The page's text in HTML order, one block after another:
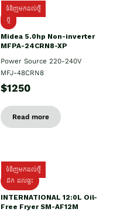
ទំនិញមកដល់ថ្មី
ថ្មី
Midea 5.0hp Non-inverter
MFPA-24CRN8-XP
Power Source 220-240V
MFJ-48CRN8
$1250
Read more
ទំនិញមកដល់ថ្មី
ដឹក​ ដល់ផ្ទះ
INTERNATIONAL 12:0L Oil-
Free Fryer SM-AF12M